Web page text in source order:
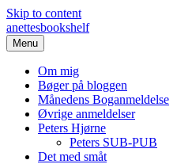
Skip to content
anettesbookshelf
Menu
Om mig
Bøger på bloggen
Månedens Boganmeldelse
Øvrige anmeldelser
Peters Hjørne
Peters SUB-PUB
Det med småt